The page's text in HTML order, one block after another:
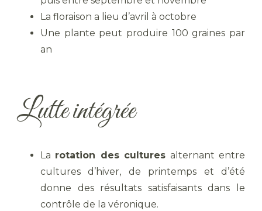
La floraison a lieu d’avril à octobre
Une plante peut produire 100 graines par
an
Lutte intégrée
La rotation des cultures alternant entre
cultures d’hiver, de printemps et d’été
donne des résultats satisfaisants dans le
contrôle de la véronique.